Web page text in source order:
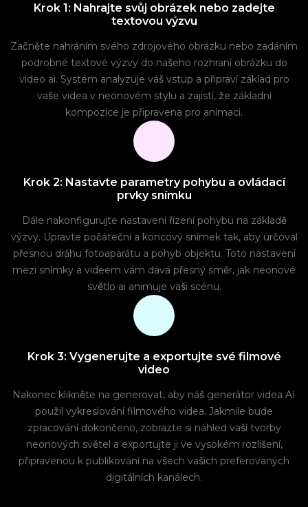
Krok 1: Nahrajte svůj obrázek nebo zadejte
textovou výzvu
Začněte nahráním svého zdrojového obrázku nebo zadáním
podrobné textové výzvy do našeho rozhraní obrázku do
video ai. Systém analyzuje váš vstup a připraví základ pro
vaše videa v neonovém stylu a zajistí, že základní
kompozice je připravena pro animaci.
Krok 2: Nastavte parametry pohybu a ovládací
prvky snímku
Dále nakonfigurujte nastavení řízení pohybu na základě
výzvy. Upravte počáteční a koncový snímek tak, aby určoval
přesnou dráhu fotoaparátu a pohyb objektu. Toto nastavení
mezi snímky a videem vám dává přesný směr, jak neonové
světlo ai animuje vaši scénu.
Krok 3: Vygenerujte a exportujte své filmové
video
Nakonec klikněte na generovat, aby náš generátor videa AI
použil vykreslování filmového videa. Jakmile bude
zpracování dokončeno, zobrazte si náhled vaší tvorby
neonových světel a exportujte ji ve vysokém rozlišení,
připravenou k publikování na všech vašich preferovaných
digitálních kanálech.